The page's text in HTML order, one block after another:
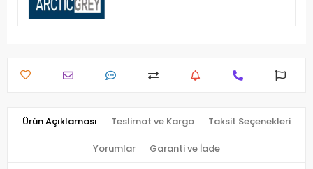
Ürün Açıklaması Teslimat ve Kargo Taksit Seçenekleri
Yorumlar Garanti ve İade